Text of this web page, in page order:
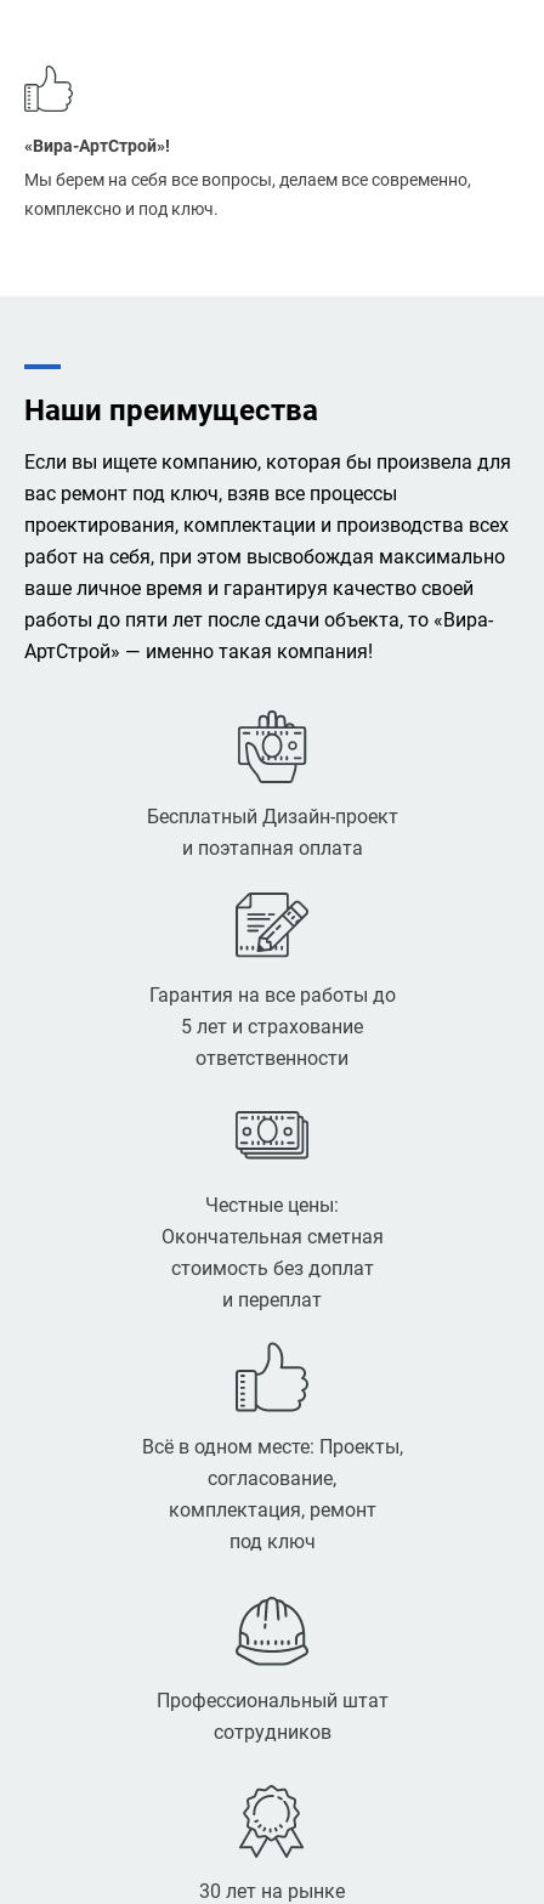
«Вира-АртСтрой»!
Мы берем на себя все вопросы, делаем все современно,
комплексно и под ключ.
Наши преимущества
Если вы ищете компанию, которая бы произвела для
вас ремонт под ключ, взяв все процессы
проектирования, комплектации и производства всех
работ на себя, при этом высвобождая максимально
ваше личное время и гарантируя качество своей
работы до пяти лет после сдачи объекта, то «Вира-
АртСтрой» — именно такая компания!
Бесплатный Дизайн-проект
и поэтапная оплата
Гарантия на все работы до
5 лет и страхование
ответственности
Честные цены:
Окончательная сметная
стоимость без доплат
и переплат
Всё в одном месте: Проекты,
согласование,
комплектация, ремонт
под ключ
Профессиональный штат
сотрудников
30 лет на рынке